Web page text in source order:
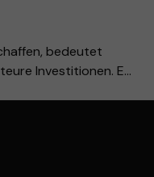
bedeutet
Investitionen. Es